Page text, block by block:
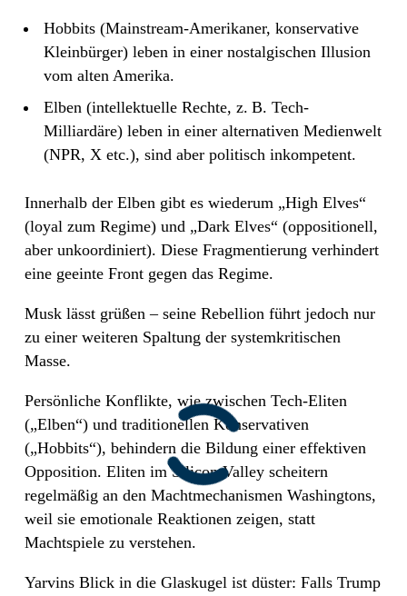
Hobbits (Mainstream-Amerikaner, konservative
Kleinbürger) leben in einer nostalgischen Illusion
vom alten Amerika.
Elben (intellektuelle Rechte, z. B. Tech-
Milliardäre) leben in einer alternativen Medienwelt
(NPR, X etc.), sind aber politisch inkompetent.
Innerhalb der Elben gibt es wiederum „High Elves“
(loyal zum Regime) und „Dark Elves“ (oppositionell,
aber unkoordiniert). Diese Fragmentierung verhindert
eine geeinte Front gegen das Regime.
Musk lässt grüßen – seine Rebellion führt jedoch nur
zu einer weiteren Spaltung der systemkritischen
Masse.
Persönliche Konflikte, wie zwischen Tech-Eliten
(„Elben“) und traditionellen Konservativen
(„Hobbits“), behindern die Bildung einer effektiven
Opposition. Eliten im Silicon Valley scheitern
regelmäßig an den Machtmechanismen Washingtons,
weil sie emotionale Reaktionen zeigen, statt
Machtspiele zu verstehen.
Yarvins Blick in die Glaskugel ist düster: Falls Trump